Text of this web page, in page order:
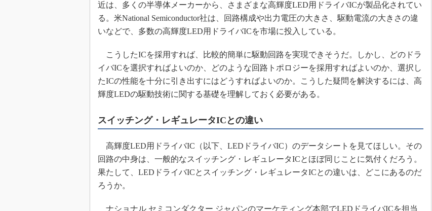
近は、多くの半導体メーカーから、さまざまな高輝度LED用ドライバICが製品化されてい
る。米National Semiconductor社は、回路構成や出力電圧の大きさ、駆動電流の大きさの違
いなどで、多数の高輝度LED用ドライバICを市場に投入している。
こうしたICを採用すれば、比較的簡単に駆動回路を実現できそうだ。しかし、どのドラ
イバICを選択すればよいのか、どのような回路トポロジーを採用すればよいのか、選択し
たICの性能を十分に引き出すにはどうすればよいのか。こうした疑問を解決するには、高
輝度LEDの駆動技術に関する基礎を理解しておく必要がある。
スイッチング・レギュレータICとの違い
高輝度LED用ドライバIC（以下、LEDドライバIC）のデータシートを見てほしい。その
回路の中身は、一般的なスイッチング・レギュレータICとほぼ同じことに気付くだろう。
果たして、LEDドライバICとスイッチング・レギュレータICとの違いは、どこにあるのだ
ろうか。
ナショナル セミコンダクター ジャパンのマーケティング本部でLEDドライバICを担当